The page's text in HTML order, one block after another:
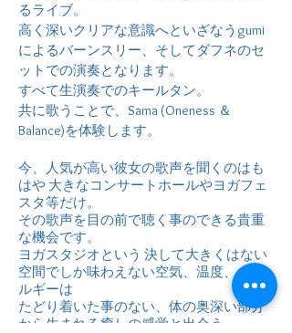
るライブ。
高く深いクリアな意識へといざなうgumi
によるバーンスリー、 そしてダフネのセ
ットでの演奏となります。
すべて生演奏でのキールタン。
共に歌うことで、Sama (Oneness ＆
Balance)を体験します。
今、人気が高い彼女の歌声を聞くのはも
はや 大きなコンサートホールやヨガフェ
スタ等だけ。
その歌声を目の前で聴く事のできる貴重
な機会です。
ヨガスタジオという 決して大きくはない
空間でしか味わえない空気、温度、エネ
ルギーは
たどり着いた事のない、体の奥深い部分
から生まれる癒しの感覚と出会う